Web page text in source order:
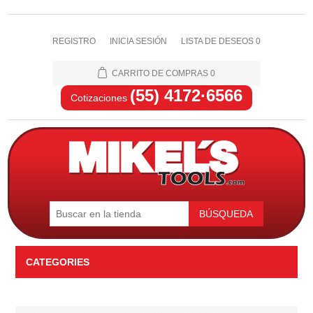
REGISTRO INICIA SESIÓN LISTA DE DESEOS 0
CARRITO DE COMPRAS 0
Cotizaciones (55) 4172·6566
BÚSQUEDA
CATEGORIES